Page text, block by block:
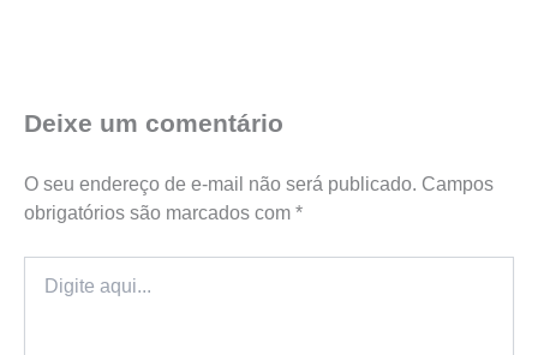
Deixe um comentário
O seu endereço de e-mail não será publicado. Campos
obrigatórios são marcados com *
aqui...